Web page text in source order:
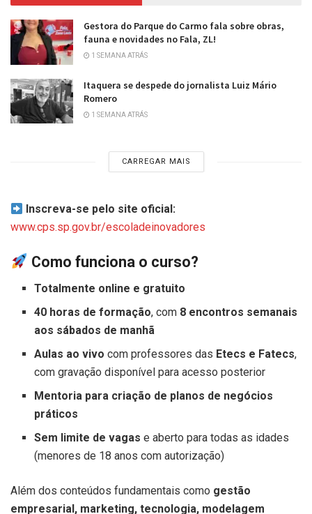
Gestora do Parque do Carmo fala sobre obras,
fauna e novidades no Fala, ZL!
1 SEMANA ATRÁS
Itaquera se despede do jornalista Luiz Mário
Romero
1 SEMANA ATRÁS
CARREGAR MAIS
Inscreva-se pelo site oficial:
www.cps.sp.gov.br/escoladeinovadores
Como funciona o curso?
Totalmente online e gratuito
40 horas de formação, com 8 encontros semanais
aos sábados de manhã
Aulas ao vivo com professores das Etecs e Fatecs,
com gravação disponível para acesso posterior
Mentoria para criação de planos de negócios
práticos
Sem limite de vagas e aberto para todas as idades
(menores de 18 anos com autorização)
Além dos conteúdos fundamentais como gestão
empresarial, marketing, tecnologia, modelagem